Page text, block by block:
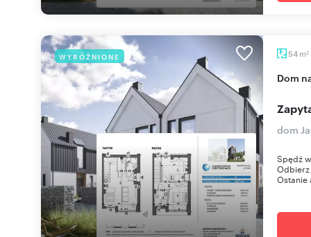
WYRÓŻNIONE 54 m2
dom
dom
Spędź
Odbierz
Ostanie